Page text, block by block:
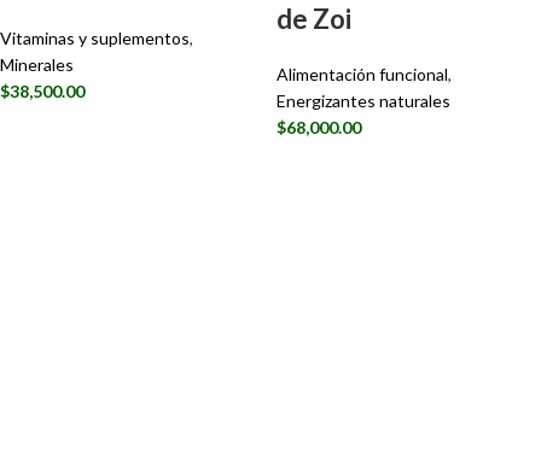
Vitaminas y suplementos,
Minerales
$38,500.00
de Zoi
Alimentación funcional,
Energizantes naturales
$68,000.00